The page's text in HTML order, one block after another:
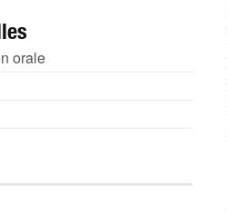
orale